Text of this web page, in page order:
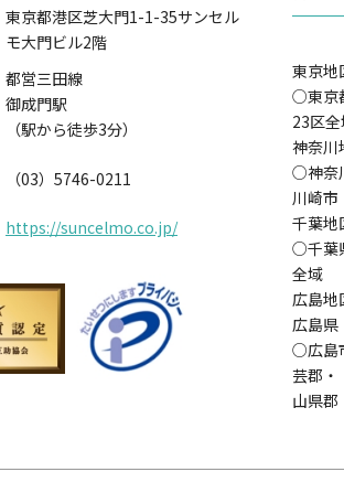
東京都港区芝大門1-1-35サンセル
モ大門ビル2階
都営三田線
御成門駅
（駅から徒歩3分）
（03）5746-0211
https://suncelmo.co.jp/
東京地
○東京
23区
神奈川
○神奈
川崎市
千葉地
○千葉
全域
広島地
広島県
○広島
芸郡・
山県郡